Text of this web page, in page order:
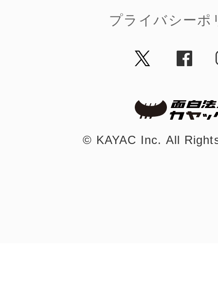
プライバシーポ
©︎ KAYAC Inc. All